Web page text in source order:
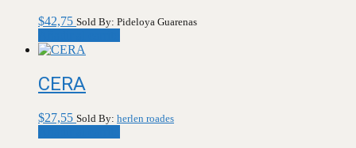
$42,75 Sold By: Pideloya Guarenas
CERA
$27,55 Sold By: herlen roades